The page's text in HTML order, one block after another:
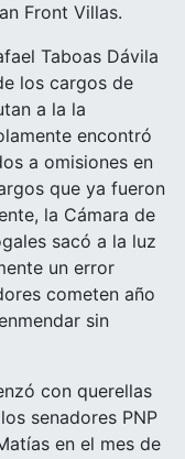
Front Villas.
Taboas Dávila
los cargos de
a la la
encontró
a omisiones en
que ya fueron
la Cámara de
sacó a la luz
un error
cometen año
sin
con querellas
senadores PNP
en el mes de